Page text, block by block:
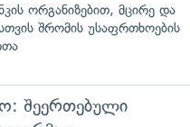
ორგანიზებით, მცირე და
შრომის უსაფრთხოების
შეერთებული